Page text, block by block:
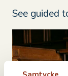
See guided